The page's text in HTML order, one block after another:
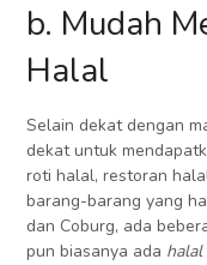
b. Mudah
Halal
Selain dekat dengan
dekat untuk
roti halal, restoran
barang-barang yang
dan Coburg, ada
pun biasanya ada halal